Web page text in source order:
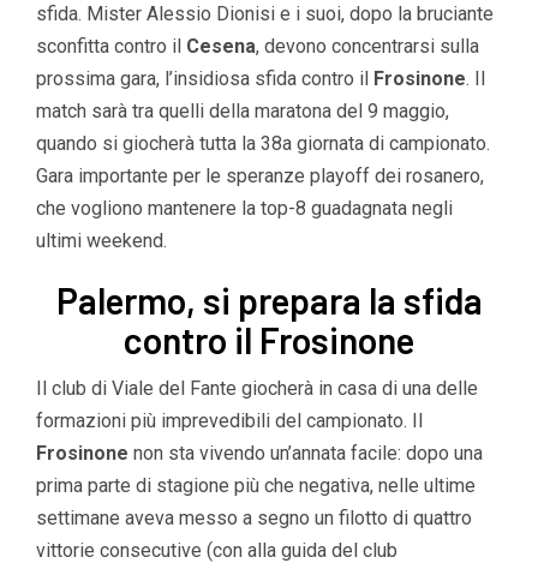
sfida. Mister Alessio Dionisi e i suoi, dopo la bruciante
sconfitta contro il Cesena, devono concentrarsi sulla
prossima gara, l’insidiosa sfida contro il Frosinone. Il
match sarà tra quelli della maratona del 9 maggio,
quando si giocherà tutta la 38a giornata di campionato.
Gara importante per le speranze playoff dei rosanero,
che vogliono mantenere la top-8 guadagnata negli
ultimi weekend.
Palermo, si prepara la sfida
contro il Frosinone
Il club di Viale del Fante giocherà in casa di una delle
formazioni più imprevedibili del campionato. Il
Frosinone non sta vivendo un’annata facile: dopo una
prima parte di stagione più che negativa, nelle ultime
settimane aveva messo a segno un filotto di quattro
vittorie consecutive (con alla guida del club